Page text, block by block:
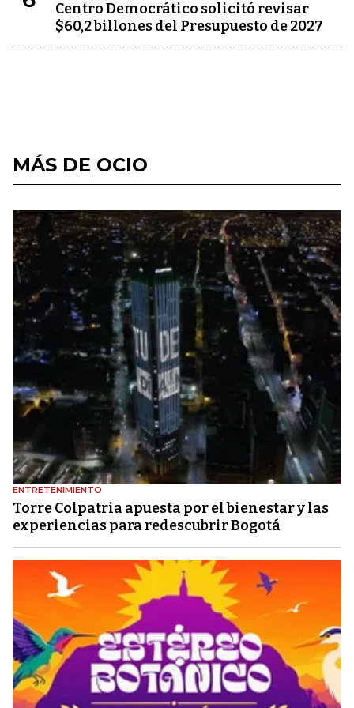
Centro Democrático solicitó revisar
$60,2 billones del Presupuesto de 2027
MÁS DE OCIO
ENTRETENIMIENTO
Torre Colpatria apuesta por el bienestar y las
experiencias para redescubrir Bogotá